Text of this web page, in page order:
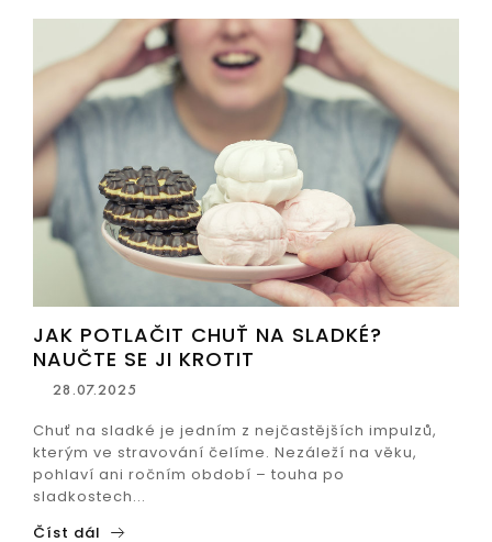
JAK POTLAČIT CHUŤ NA SLADKÉ?
NAUČTE SE JI KROTIT
28.07.2025
Chuť na sladké je jedním z nejčastějších impulzů,
kterým ve stravování čelíme. Nezáleží na věku,
pohlaví ani ročním období – touha po
sladkostech...
Číst dál